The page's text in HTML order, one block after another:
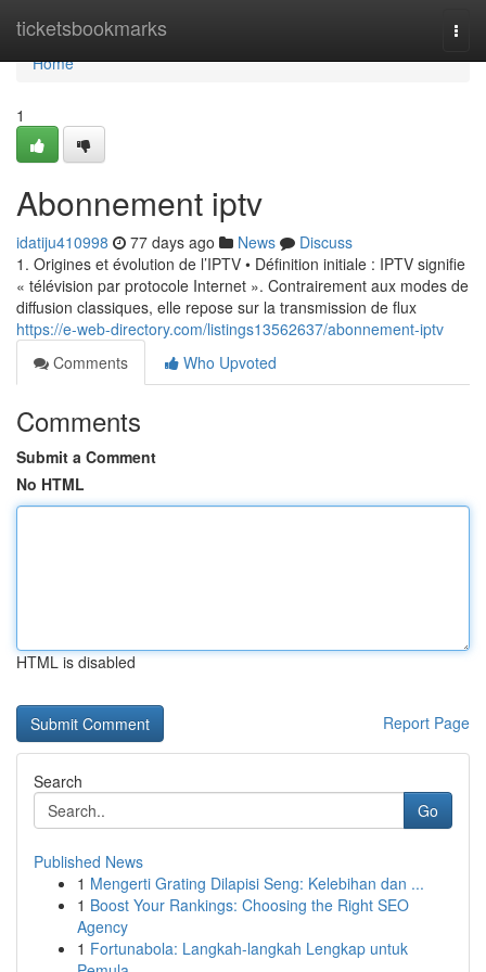
ticketsbookmarks
Home
Home
1
Abonnement iptv
idatiju410998 77 days ago News
Discuss
1. Origines et évolution de l’IPTV • Définition initiale : IPTV signifie
« télévision par protocole Internet ». Contrairement aux modes de
diffusion classiques, elle repose sur la transmission de flux
https://e-web-directory.com/listings13562637/abonnement-iptv
Comments
Who Upvoted
Comments
Submit a Comment
No HTML
HTML is disabled
Report Page
Search
Go
Published News
1 Mengerti Grating Dilapisi Seng: Kelebihan dan ...
1 Boost Your Rankings: Choosing the Right SEO
Agency
1 Fortunabola: Langkah-langkah Lengkap untuk